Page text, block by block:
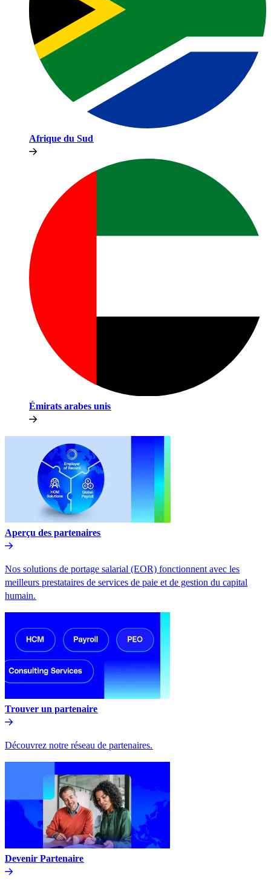
Afrique du Sud​​
Émirats arabes unis​​
Aperçu des partenaires​​
Nos solutions de portage salarial (EOR) fonctionnent avec les
meilleurs prestataires de services de paie et de gestion du capital
humain.​​
Trouver un partenaire​​
Découvrez notre réseau de partenaires.​​
Devenir Partenaire​​